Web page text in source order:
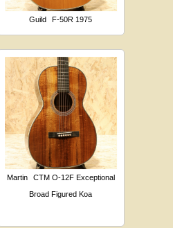
Guild F-50R 1975
Martin
CTM O-12F Exceptional
Broad Figured Koa